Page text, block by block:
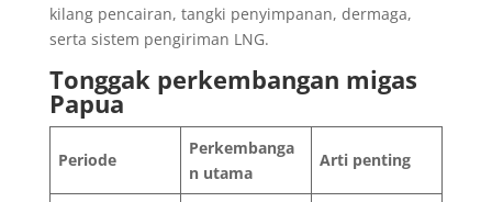
kilang pencairan, tangki penyimpanan, dermaga,
serta sistem pengiriman LNG.
Tonggak perkembangan migas
Papua
Periode
Perkembanga
n utama
Arti penting